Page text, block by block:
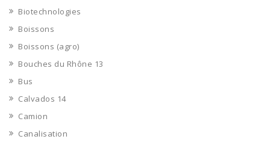
Biotechnologies
Boissons
Boissons (agro)
Bouches du Rhône 13
Bus
Calvados 14
Camion
Canalisation